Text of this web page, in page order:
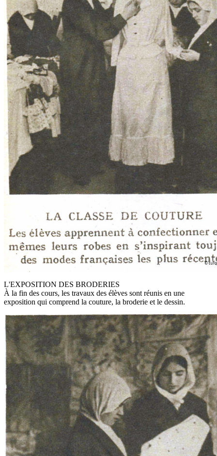
L'EXPOSITION DES BRODERIES
À la fin des cours, les travaux des élèves sont réunis en une
exposition qui comprend la couture, la broderie et le dessin.